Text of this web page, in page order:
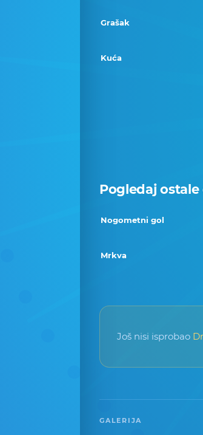
Grašak
Kuća
Pogledaj ostale
Nogometni gol
Mrkva
Još nisi isprobao
GALERIJA